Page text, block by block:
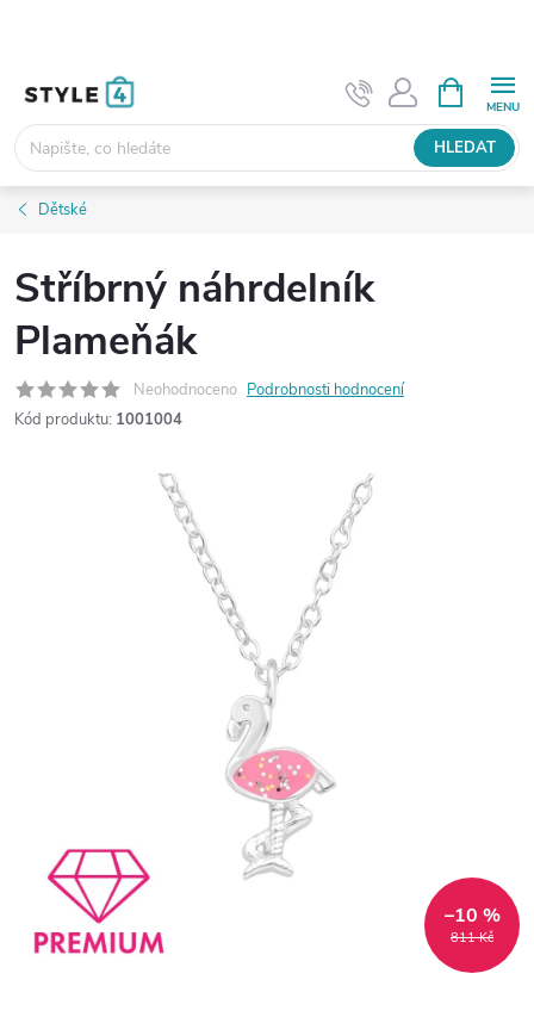
HLEDAT
NÁKUPNÍ
KOŠÍK
Dětské
Stříbrný náhrdelník
Plameňák
Neohodnoceno Podrobnosti hodnocení
Kód produktu: 1001004
811 Kč
–10 %